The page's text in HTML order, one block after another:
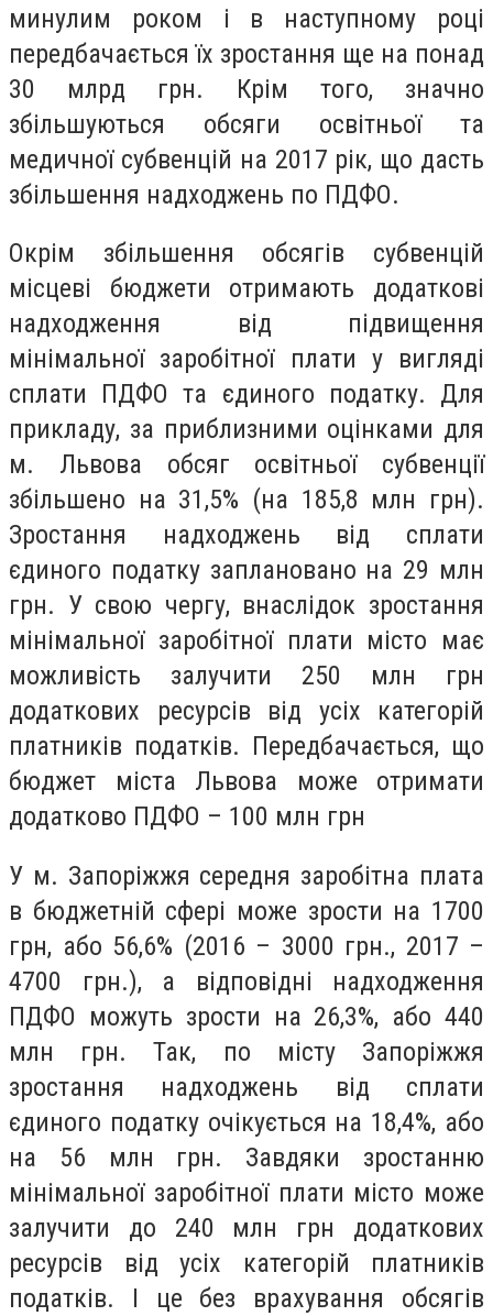
минулим роком і в наступному році
передбачається їх зростання ще на понад
30 млрд грн. Крім того, значно
збільшуються обсяги освітньої та
медичної субвенцій на 2017 рік, що дасть
збільшення надходжень по ПДФО.
Окрім збільшення обсягів субвенцій
місцеві бюджети отримають додаткові
надходження від підвищення
мінімальної заробітної плати у вигляді
сплати ПДФО та єдиного податку. Для
прикладу, за приблизними оцінками для
м. Львова обсяг освітньої субвенції
збільшено на 31,5% (на 185,8 млн грн).
Зростання надходжень від сплати
єдиного податку заплановано на 29 млн
грн. У свою чергу, внаслідок зростання
мінімальної заробітної плати місто має
можливість залучити 250 млн грн
додаткових ресурсів від усіх категорій
платників податків. Передбачається, що
бюджет міста Львова може отримати
додатково ПДФО – 100 млн грн
У м. Запоріжжя середня заробітна плата
в бюджетній сфері може зрости на 1700
грн, або 56,6% (2016 – 3000 грн., 2017 –
4700 грн.), а відповідні надходження
ПДФО можуть зрости на 26,3%, або 440
млн грн. Так, по місту Запоріжжя
зростання надходжень від сплати
єдиного податку очікується на 18,4%, або
на 56 млн грн. Завдяки зростанню
мінімальної заробітної плати місто може
залучити до 240 млн грн додаткових
ресурсів від усіх категорій платників
податків. І це без врахування обсягів